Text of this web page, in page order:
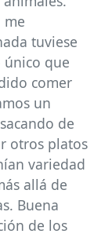
me
tuviese
que
comer
un
de
otros platos
variedad
allá de
Buena
de los